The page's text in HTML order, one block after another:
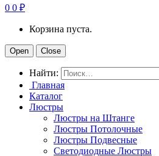
0 0 ₽
Корзина пуста.
Open Close
Найти:
Главная
Каталог
Люстры
Люстры на Штанге
Люстры Потолочные
Люстры Подвесные
Светодиодные Люстры